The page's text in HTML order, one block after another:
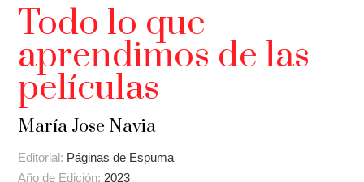
Todo lo que
aprendimos de las
películas
María Jose Navia
Editorial: Páginas de Espuma
Año de Edición: 2023